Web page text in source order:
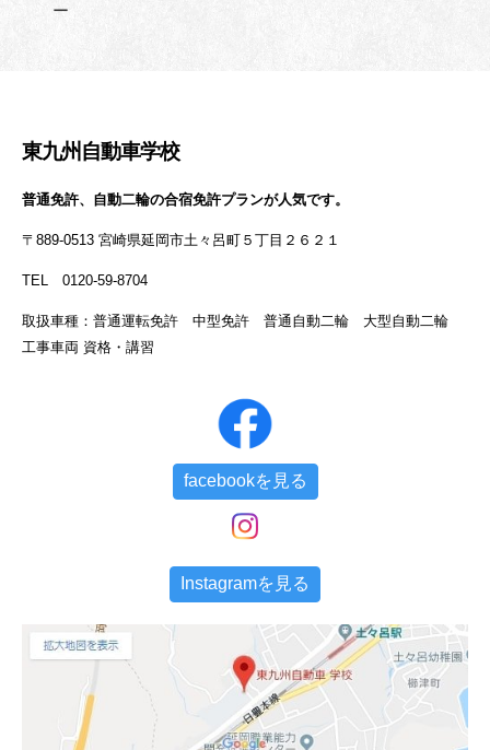
ー
東九州自動車学校
普通免許、自動二輪の合宿免許プランが人気です。
〒889-0513 宮崎県延岡市土々呂町５丁目２６２１
TEL 0120-59-8704
取扱車種：普通運転免許 中型免許 普通自動二輪 大型自動二輪
工事車両 資格・講習
facebookを見る
Instagramを見る